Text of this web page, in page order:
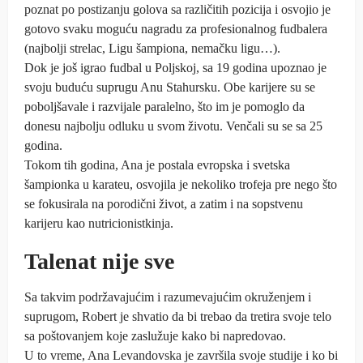
poznat po postizanju golova sa različitih pozicija i osvojio je
gotovo svaku moguću nagradu za profesionalnog fudbalera
(najbolji strelac, Ligu šampiona, nemačku ligu…).
Dok je još igrao fudbal u Poljskoj, sa 19 godina upoznao je
svoju buduću suprugu Anu Stahursku. Obe karijere su se
poboljšavale i razvijale paralelno, što im je pomoglo da
donesu najbolju odluku u svom životu. Venčali su se sa 25
godina.
Tokom tih godina, Ana je postala evropska i svetska
šampionka u karateu, osvojila je nekoliko trofeja pre nego što
se fokusirala na porodični život, a zatim i na sopstvenu
karijeru kao nutricionistkinja.
Talenat nije sve
Sa takvim podržavajućim i razumevajućim okruženjem i
suprugom, Robert je shvatio da bi trebao da tretira svoje telo
sa poštovanjem koje zaslužuje kako bi napredovao.
U to vreme, Ana Levandovska je završila svoje studije i ko bi